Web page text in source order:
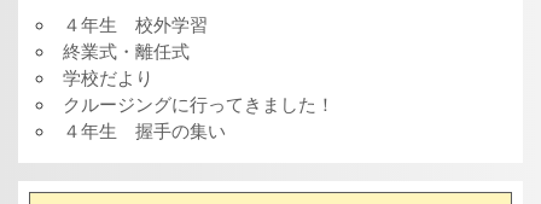
４年生 校外学習
終業式・離任式
学校だより
クルージングに行ってきました！
４年生 握手の集い